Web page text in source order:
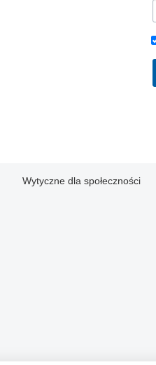
Wytyczne dla społeczności